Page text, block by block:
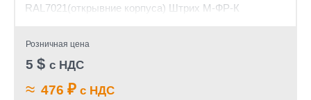
RAL7021(открывние корпуса) Штрих М-ФР-К
Розничная цена
5 $ с НДС
≈ 476 ₽ с НДС